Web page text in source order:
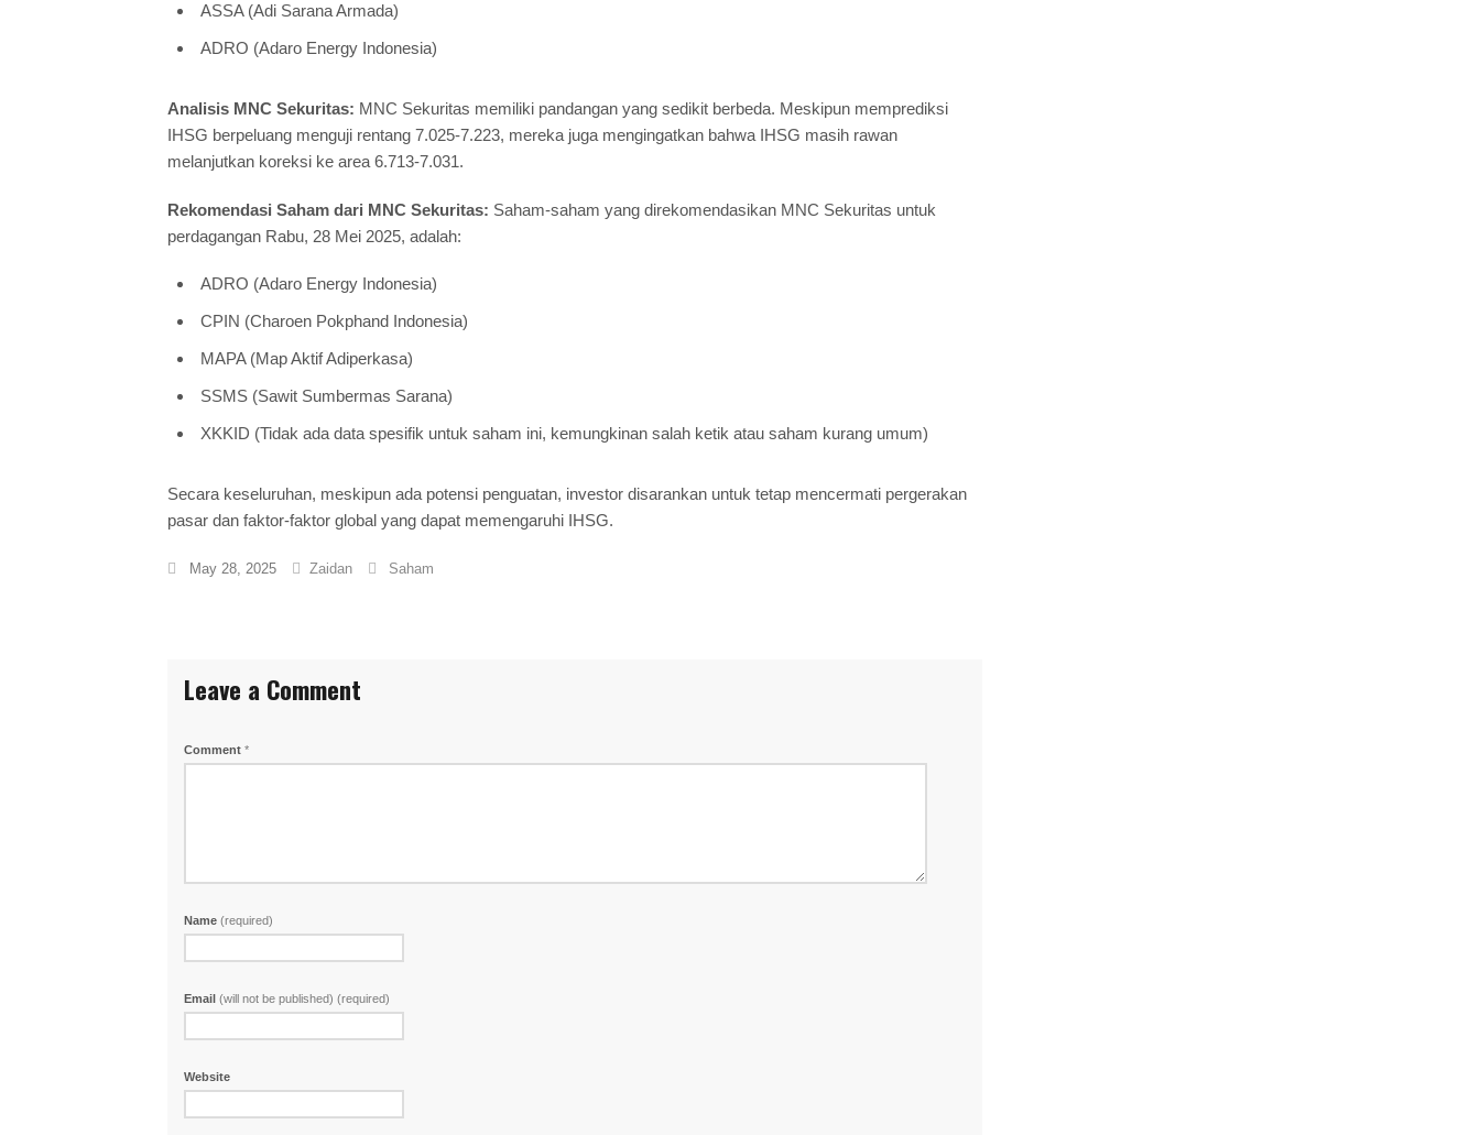
ASSA (Adi Sarana Armada)
ADRO (Adaro Energy Indonesia)
Analisis MNC Sekuritas: MNC Sekuritas memiliki pandangan yang sedikit berbeda. Meskipun memprediksi
IHSG berpeluang menguji rentang 7.025-7.223, mereka juga mengingatkan bahwa IHSG masih rawan
melanjutkan koreksi ke area 6.713-7.031.
Rekomendasi Saham dari MNC Sekuritas: Saham-saham yang direkomendasikan MNC Sekuritas untuk
perdagangan Rabu, 28 Mei 2025, adalah:
ADRO (Adaro Energy Indonesia)
CPIN (Charoen Pokphand Indonesia)
MAPA (Map Aktif Adiperkasa)
SSMS (Sawit Sumbermas Sarana)
XKKID (Tidak ada data spesifik untuk saham ini, kemungkinan salah ketik atau saham kurang umum)
Secara keseluruhan, meskipun ada potensi penguatan, investor disarankan untuk tetap mencermati pergerakan
pasar dan faktor-faktor global yang dapat memengaruhi IHSG.
May 28, 2025 Zaidan Saham
Leave a Comment
Comment *
Name (required)
Email (will not be published) (required)
Website